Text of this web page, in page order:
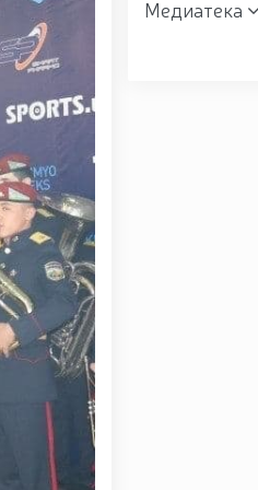
ҳарбий академик
вилоятида ўрганиш
республика
ишларини
таъминлаш бўйича
генерал-полковник
шахсий таркибининг
қаратилган ишлар
адабий-бадиий
/ «Жасорат» фильми
Миллий
34 йиллиги ва
йиллиги ҳамда 14
хотирасига
ҳурмат бажо
ҳамда Ватан
тўғрисида”ги
Мирзиёев Тошкент
lists/view/8785) / / Молия,
18196)dunyoning
қизил-китобга-
Медиатека